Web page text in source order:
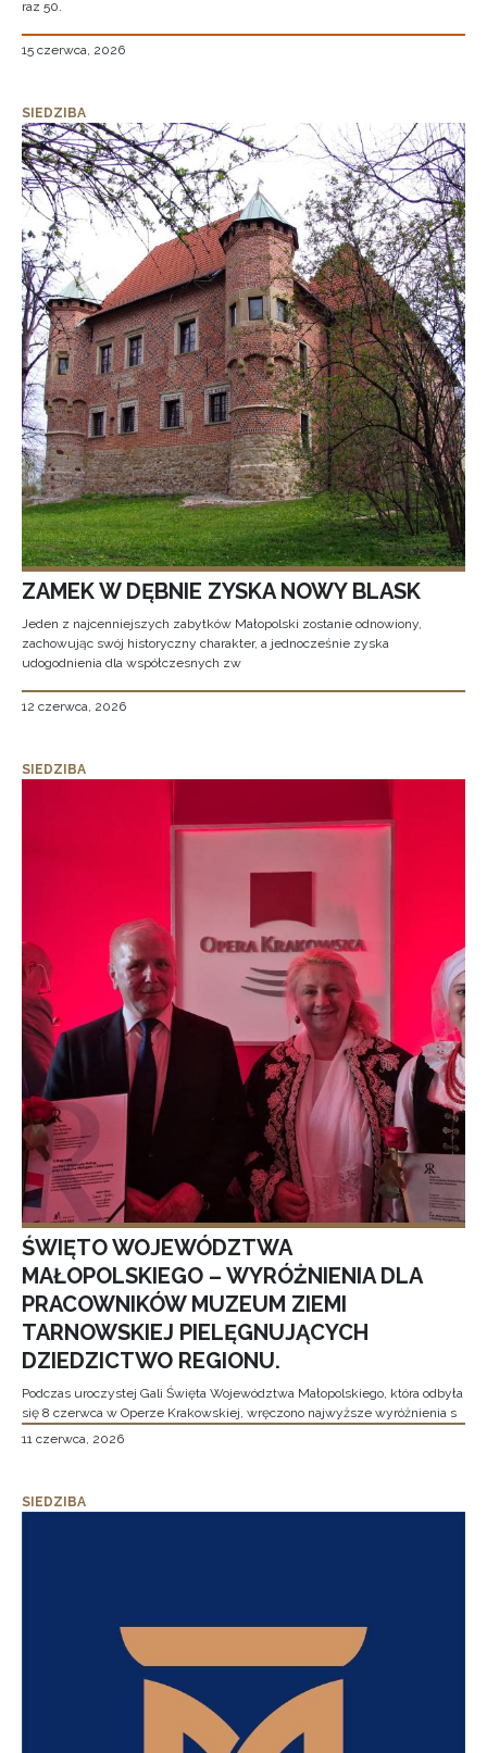
raz 50.
15 czerwca, 2026
SIEDZIBA
ZAMEK W DĘBNIE ZYSKA NOWY BLASK
Jeden z najcenniejszych zabytków Małopolski zostanie odnowiony,
zachowując swój historyczny charakter, a jednocześnie zyska
udogodnienia dla współczesnych zw
12 czerwca, 2026
SIEDZIBA
ŚWIĘTO WOJEWÓDZTWA
MAŁOPOLSKIEGO – WYRÓŻNIENIA DLA
PRACOWNIKÓW MUZEUM ZIEMI
TARNOWSKIEJ PIELĘGNUJĄCYCH
DZIEDZICTWO REGIONU.
Podczas uroczystej Gali Święta Województwa Małopolskiego, która odbyła
się 8 czerwca w Operze Krakowskiej, wręczono najwyższe wyróżnienia s
11 czerwca, 2026
SIEDZIBA